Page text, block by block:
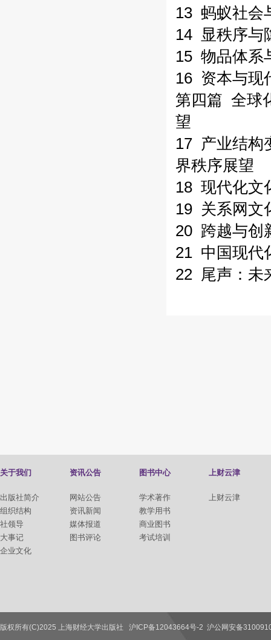
13 蚂蚁社会
14 显秩序与
15 物品体系
16 资本与现
第四篇 全球
望
17 产业结构
界秩序展望
18 现代化文
19 关系网文
20 跨越与创
21 中国现代
22 尾声：未
关于我们
出版社简介
组织结构
社领导
大事记
企业文化
资讯公告
网站公告
资讯新闻
媒体报道
图书评论
图书中心
学术著作
教学用书
商业图书
考试培训
上财云津
上财云津
联系我们
版权所有(C)2025 上海财经大学出版社 沪ICP备12043664号-2 沪公网安备